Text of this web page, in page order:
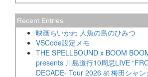
Recent Entries
映画ちいかわ 人魚の島のひみつ
VSCode設定メモ
THE SPELLBOUND x BOOM
presents 川島道行10周忌LIVE
DECADE- Tour 2026 at 梅田シャン